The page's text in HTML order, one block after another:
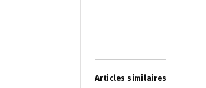
Articles similaires